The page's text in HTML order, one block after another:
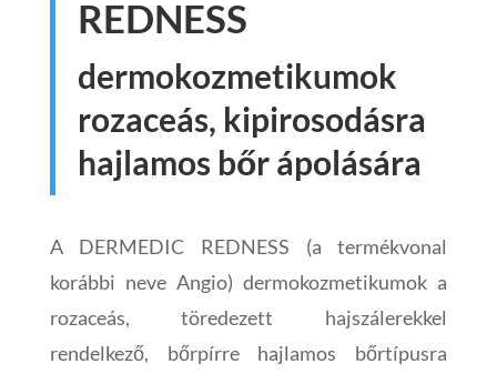
REDNESS
dermokozmetikumok
rozaceás, kipirosodásra
hajlamos bőr ápolására
A DERMEDIC REDNESS (a termékvonal
korábbi neve Angio) dermokozmetikumok a
rozaceás, töredezett hajszálerekkel
rendelkező, bőrpírre hajlamos bőrtípusra